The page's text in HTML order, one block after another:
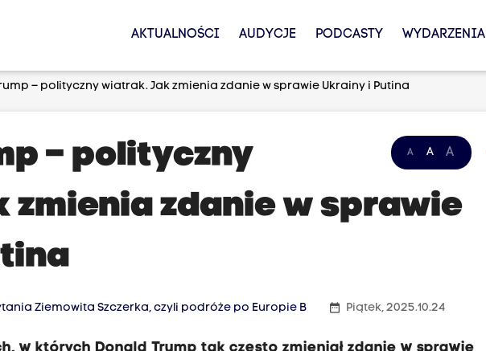
AKTUALNOŚCI AUDYCJE PODCASTY WYDARZENIA
– polityczny wiatrak. Jak zmienia zdanie w sprawie Ukrainy i Putina
A A A
– polityczny
zmienia zdanie w sprawie
Ziemowita Szczerka, czyli podróże po Europie B date_range Piątek, 2025.10.24